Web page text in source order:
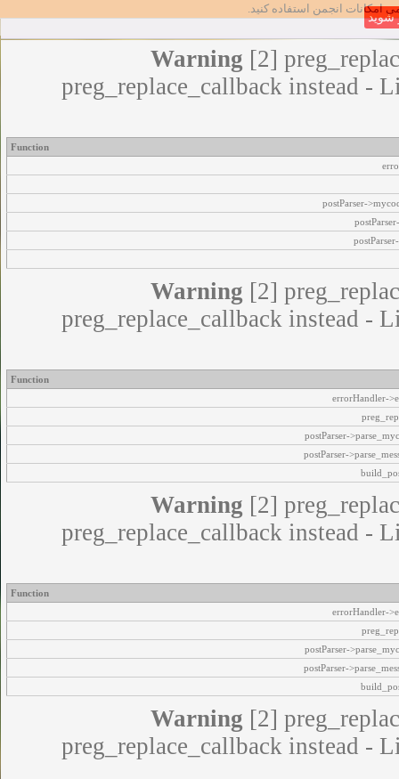
امکانات انجمن استفاده کنید.
Warning [2]
preg_replace_callback instead -
Function
postParser-
Warning [2]
preg_replace_callback instead -
Function
errorHandler-
postParser-
postParser-
Warning [2]
preg_replace_callback instead -
Function
errorHandler-
postParser-
postParser-
Warning [2]
preg_replace_callback instead -